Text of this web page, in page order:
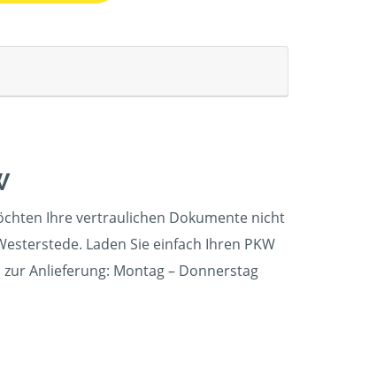
Ihre vertraulichen Dokumente nicht
Laden Sie einfach Ihren PKW
zur Anlieferung: Montag – Donnerstag